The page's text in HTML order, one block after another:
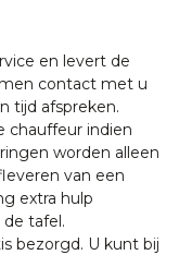
en levert de
contact met u
tijd afspreken.
chauffeur indien
worden alleen
van een
extra hulp
tafel.
bezorgd. U kunt bij